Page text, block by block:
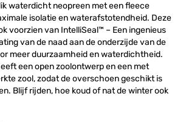
waterdicht neopreen met een fleece
isolatie en waterafstotendheid. Deze
voorzien van IntelliSeal™ – Een ingenieus
van de naad aan de onderzijde van de
meer duurzaamheid en waterdichtheid.
een open zoolontwerp en een met
zool, zodat de overschoen geschikt is
Blijf rijden, hoe koud of nat de winter ook